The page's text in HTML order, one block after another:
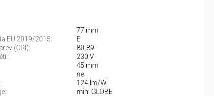
77 mm
EU 2019/2015:
E
(CRI):
80-89
230 V
45 mm
ne
124 lm/W
mini GLOBE